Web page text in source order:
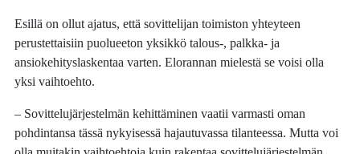
Esillä on ollut ajatus, että sovittelijan toimiston yhteyteen
perustettaisiin puolueeton yksikkö talous-, palkka- ja
ansiokehityslaskentaa varten. Elorannan mielestä se voisi olla
yksi vaihtoehto.
– Sovittelujärjestelmän kehittäminen vaatii varmasti oman
pohdintansa tässä nykyisessä hajautuvassa tilanteessa. Mutta voi